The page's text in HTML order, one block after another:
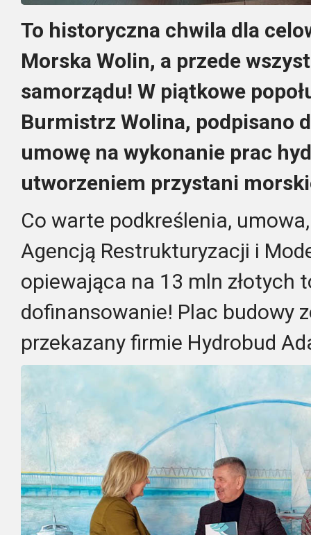
To historyczna chwila dla
Morska Wolin, a przede
samorządu! W piątkowe
Burmistrz Wolina, podpisano
umowę na wykonanie prac
utworzeniem przystani
Co warte podkreślenia,
Agencją Restrukturyzacji i
opiewająca na 13 mln złotych
dofinansowanie! Plac budowy
przekazany firmie Hydrobud